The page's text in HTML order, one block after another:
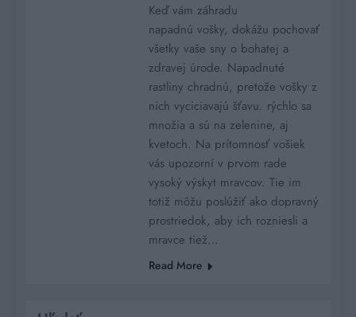
Keď vám záhradu
napadnú vošky, dokážu pochovať
všetky vaše sny o bohatej a
zdravej úrode. Napadnuté
rastliny chradnú, pretože vošky z
nich vyciciavajú šťavu. rýchlo sa
množia a sú na zelenine, aj
kvetoch. Na prítomnosť vošiek
vás upozorní v prvom rade
vysoký výskyt mravcov. Tie im
totiž môžu poslúžiť ako dopravný
prostriedok, aby ich rozniesli a
mravce tiež…
Read More